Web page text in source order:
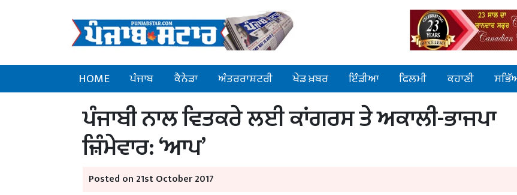
HOME ਪੰਜਾਬ ਕੈਨੇਡਾ ਅੰਤਰਰਾਸ਼ਟਰੀ ਖੇਡ ਖ਼ਬਰ ਇੰਡੀਆ ਫਿਲਮੀ ਕਹਾਣੀ
ਪੰਜਾਬੀ ਨਾਲ ਵਿਤਕਰੇ ਲਈ ਕਾਂਗਰਸ ਤੇ ਅਕਾਲੀ-ਭਾਜਪਾ
ਜ਼ਿੰਮੇਵਾਰ: ‘ਆਪ’
Posted on 21st October 2017